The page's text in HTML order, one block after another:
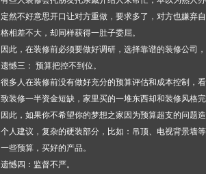
定然不好意思开口让对方重做，要求多了，对方也嫌弃
格相差不大，却同样获得一肚子委屈。
因此，在装修前必须要做好调研，选择靠谱的装修公司
遗憾三： 预算把控不到位。
很多人在装修前没有做好充分的预算评估和成本控制，
致装修一半资金短缺，家里买的一堆东西却和装修风格
因此，如果你不希望你的梦想之家因为预算超支的问题
个人建议，复杂的硬装部分，比如：吊顶、电视背景墙
一些预算，买好的产品。
遗憾四：监督不严。